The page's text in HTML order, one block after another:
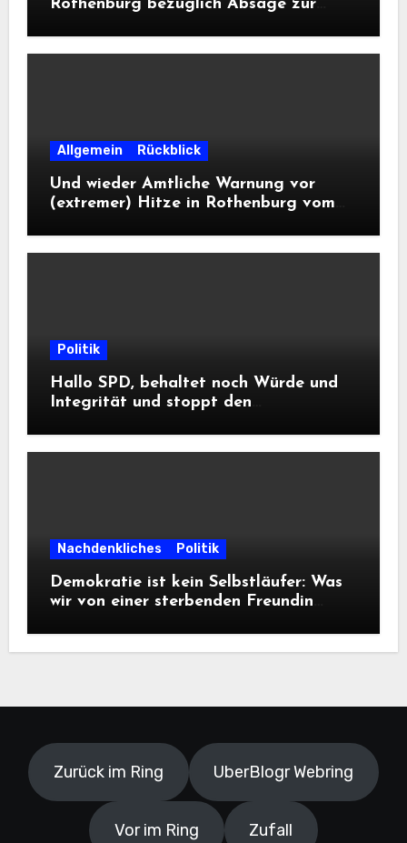
Rothenburg bezüglich Absage zur
Allgemein Rückblick
Und wieder Amtliche Warnung vor
(extremer) Hitze in Rothenburg vom
Politik
Hallo SPD, behaltet noch Würde und
Integrität und stoppt den
Informationsfreiheit!
Nachdenkliches Politik
Demokratie ist kein Selbstläufer: Was
wir von einer sterbenden Freundin
Zurück im Ring UberBlogr Webring
Vor im Ring Zufall